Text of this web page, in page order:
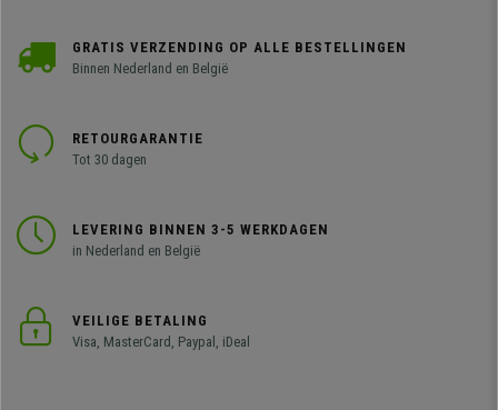
GRATIS VERZENDING OP ALLE BESTELLINGEN
Binnen Nederland en België
RETOURGARANTIE
Tot 30 dagen
LEVERING BINNEN 3-5 WERKDAGEN
in Nederland en België
VEILIGE BETALING
Visa, MasterCard, Paypal, iDeal